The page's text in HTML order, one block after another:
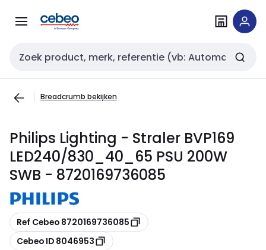
naar
naar
Zoekveld invoer
Breadcrumb bekijken
Philips Lighting - Straler BVP169
LED240/830_40_65 PSU 200W
SWB - 8720169736085
Kopiëren
Ref Cebeo 8720169736085
Kopiëren
Cebeo ID 8046953